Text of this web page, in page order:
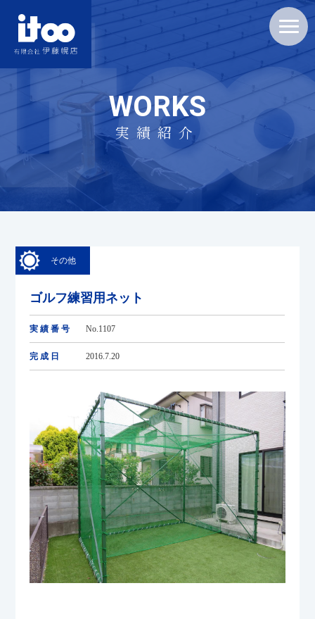
WORKS
実績紹介
その他
ゴルフ練習用ネット
実績番号 No.1107
完成日 2016.7.20